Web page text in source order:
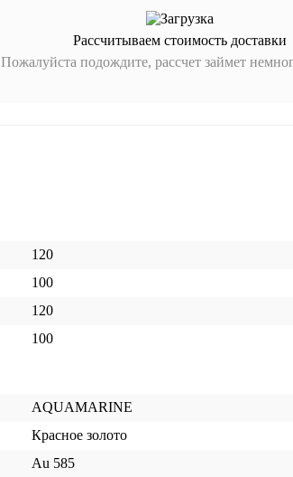
Рассчитываем стоимость доставки
Пожалуйста подождите, рассчет займет
120
100
120
100
AQUAMARINE
Красное золото
Au 585